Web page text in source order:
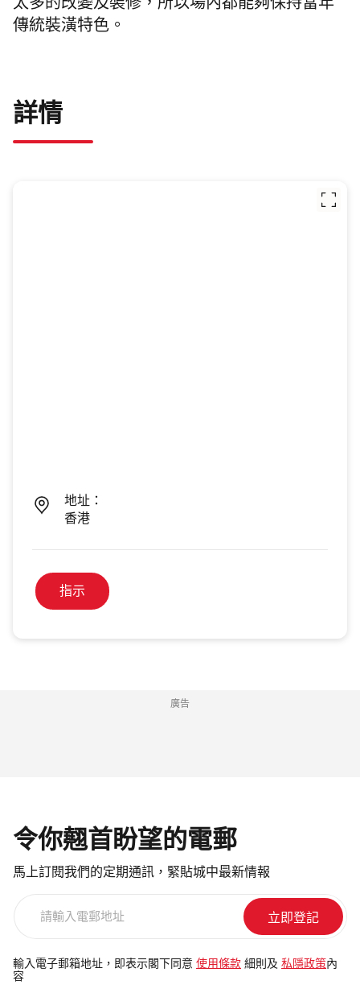
太多的改變及裝修，所以場內都能夠保持當年
傳統裝潢特色。
詳情
地址：
香港
指示
廣告
令你翹首盼望的電郵
馬上訂閱我們的定期通訊，緊貼城中最新情報
電
郵
輸入電子郵箱地址，即表示閣下同意 使用條款 細則及 私隱政策 內
容